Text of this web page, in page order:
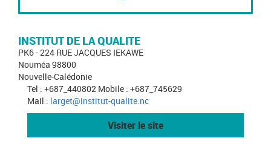
INSTITUT DE LA QUALITE
PK6 - 224 RUE JACQUES IEKAWE
Nouméa 98800
Nouvelle-Calédonie
Tel : +687_440802 Mobile : +687_745629
Mail : larget@institut-qualite.nc
Visiter le site